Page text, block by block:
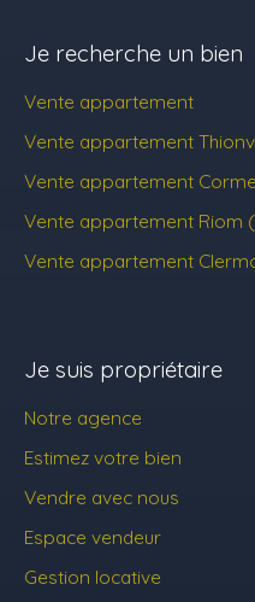
Je recherche un bien
Vente appartement
Vente appartement
Vente appartement
Vente appartement Riom
Vente appartement
Je suis propriétaire
Notre agence
Estimez votre bien
Vendre avec nous
Espace vendeur
Gestion locative